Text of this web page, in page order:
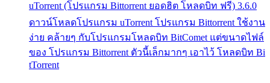
uTorrent (โปรแกรม Bittorrent ยอดฮิต โหลดบิท ฟรี) 3.6.0
ดาวน์โหลดโปรแกรม uTorrent โปรแกรม Bittorrent ใช้งาน
ง่าย คล้ายๆ กับโปรแกรมโหลดบิท BitComet แต่ขนาดไฟล์
ของ โปรแกรม Bittorrent ตัวนี้เล็กมากๆ เอาไว้ โหลดบิท Bi
tTorrent